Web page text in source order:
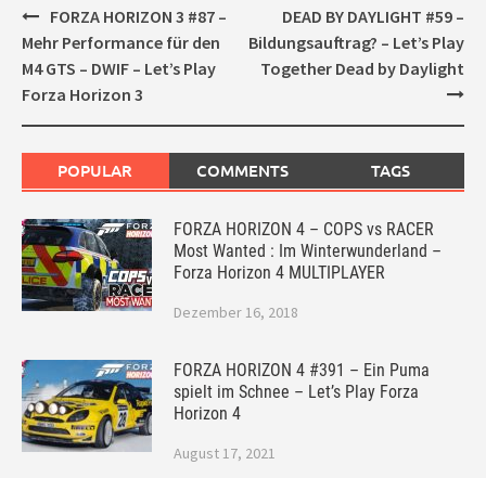
Post
navigation
FORZA HORIZON 3 #87 –
Mehr Performance für den
M4 GTS – DWIF – Let’s Play
Forza Horizon 3
DEAD BY DAYLIGHT #59 –
Bildungsauftrag? – Let’s Play
Together Dead by Daylight
POPULAR COMMENTS TAGS
FORZA HORIZON 4 – COPS vs RACER
Most Wanted : Im Winterwunderland –
Forza Horizon 4 MULTIPLAYER
Dezember 16, 2018
FORZA HORIZON 4 #391 – Ein Puma
spielt im Schnee – Let’s Play Forza
Horizon 4
August 17, 2021